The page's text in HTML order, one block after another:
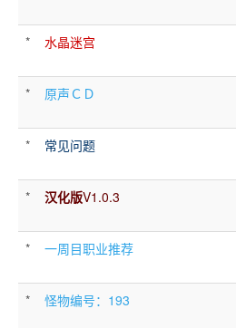
*
水晶迷宫
*
原声ＣＤ
*
常见问题
*
汉化版V1.0.3
*
一周目职业推荐
*
怪物编号：193